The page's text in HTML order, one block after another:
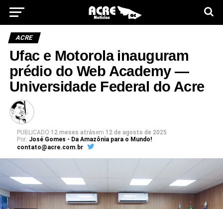
ACRE
Ufac e Motorola inauguram
prédio do Web Academy —
Universidade Federal do Acre
PUBLICADO 12 meses atrásem 12 de agosto de 2025
Por: José Gomes - Da Amazônia para o Mundo!
contato@acre.com.br